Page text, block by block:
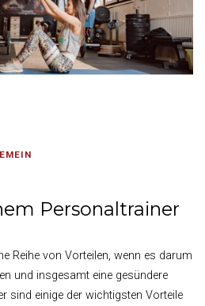
Personaltrainer
Reihe von Vorteilen, wenn es darum
und insgesamt eine gesündere
sind einige der wichtigsten Vorteile